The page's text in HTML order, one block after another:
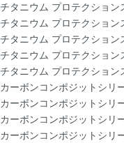
チタニウム プロテクショ
チタニウム プロテクショ
チタニウム プロテクショ
チタニウム プロテクショ
チタニウム プロテクショ
カーボンコンポジットシリ
カーボンコンポジットシリ
カーボンコンポジットシリ
カーボンコンポジットシリ